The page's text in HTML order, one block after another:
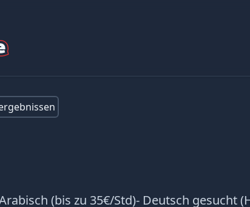
(bis zu 35€/Std)- Deutsch gesucht